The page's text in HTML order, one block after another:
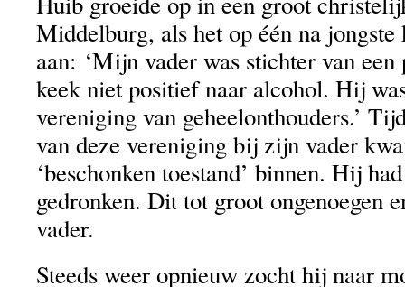
Middelburg, als het op één na
aan: ‘Mijn vader was stichter van een
keek niet positief naar alcohol. Hij
vereniging van geheelonthouders.’
van deze vereniging bij zijn vader
‘beschonken toestand’ binnen. Hij
gedronken. Dit tot groot ongenoegen
vader.
Steeds weer opnieuw zocht hij naar